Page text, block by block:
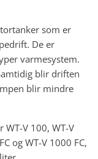
som er
De er
varmesystem.
blir driften
blir mindre
V 100, WT-V
og WT-V 1000 FC,